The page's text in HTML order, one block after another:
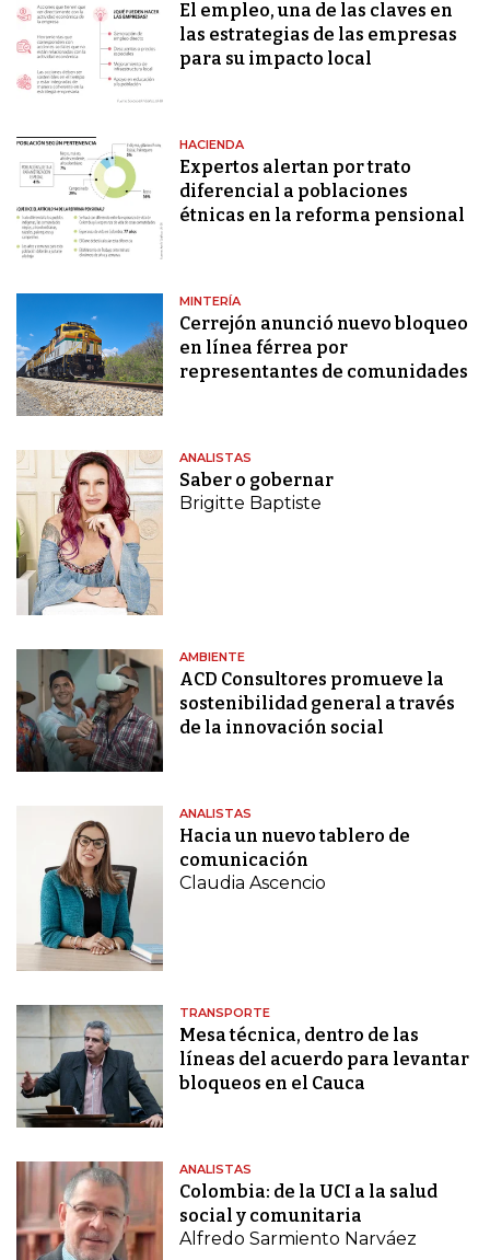
El empleo, una de las claves en
las estrategias de las empresas
para su impacto local
HACIENDA
Expertos alertan por trato
diferencial a poblaciones
étnicas en la reforma pensional
MINTERÍA
Cerrejón anunció nuevo bloqueo
en línea férrea por
representantes de comunidades
ANALISTAS
Saber o gobernar
Brigitte Baptiste
AMBIENTE
ACD Consultores promueve la
sostenibilidad general a través
de la innovación social
ANALISTAS
Hacia un nuevo tablero de
comunicación
Claudia Ascencio
TRANSPORTE
Mesa técnica, dentro de las
líneas del acuerdo para levantar
bloqueos en el Cauca
ANALISTAS
Colombia: de la UCI a la salud
social y comunitaria
Alfredo Sarmiento Narváez